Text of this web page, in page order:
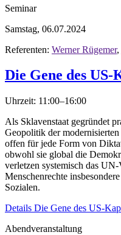
Seminar
Samstag, 06.07.2024
Referenten: Werner Rügemer,
Die Gene des
Uhrzeit: 11:00–16:00
Als Sklavenstaat gegründet
Geopolitik der
offen für jede Form von
obwohl sie global die
verletzen systemisch das
Menschenrechte
Sozialen.
Details Die Gene des US-
Abendveranstaltung